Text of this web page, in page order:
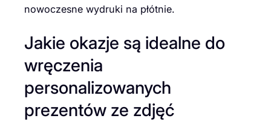
nowoczesne wydruki na płótnie.
Jakie okazje są idealne do
wręczenia
personalizowanych
prezentów ze zdjęć